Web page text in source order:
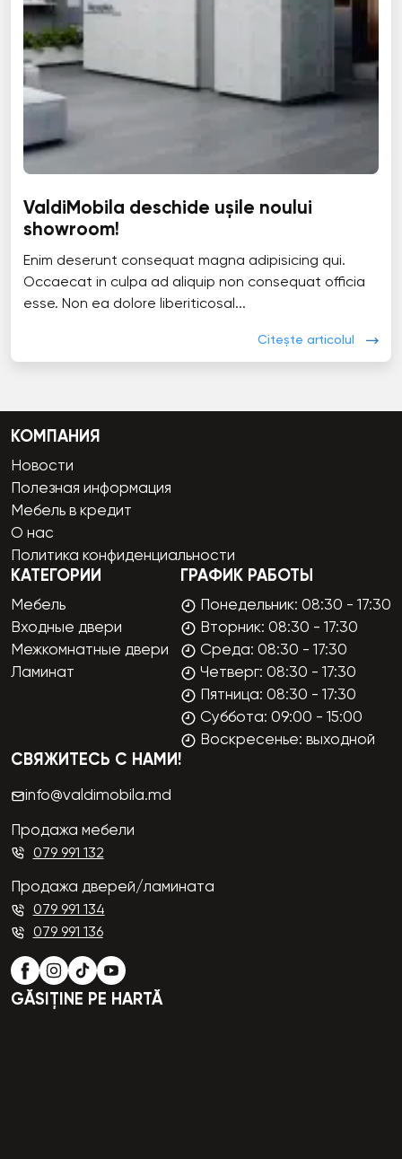
ValdiMobila deschide ușile noului
showroom!
Enim deserunt consequat magna adipisicing qui.
Occaecat in culpa ad aliquip non consequat officia
esse. Non ea dolore liberiticosal...
Citește articolul
КОМПАНИЯ
Новости
Полезная информация
Мебель в кредит
О нас
Политика конфиденциальности
КАТЕГОРИИ
Мебель
Входные двери
Межкомнатные двери
Ламинат
ГРАФИК РАБОТЫ
Понедельник: 08:30 - 17:30
Вторник: 08:30 - 17:30
Среда: 08:30 - 17:30
Четверг: 08:30 - 17:30
Пятница: 08:30 - 17:30
Суббота: 09:00 - 15:00
Воскресенье: выходной
СВЯЖИТЕСЬ С НАМИ!
info@valdimobila.md
Продажа мебели
079 991 132
Продажа дверей/ламината
079 991 134
079 991 136
GĂSIȚINE PE HARTĂ